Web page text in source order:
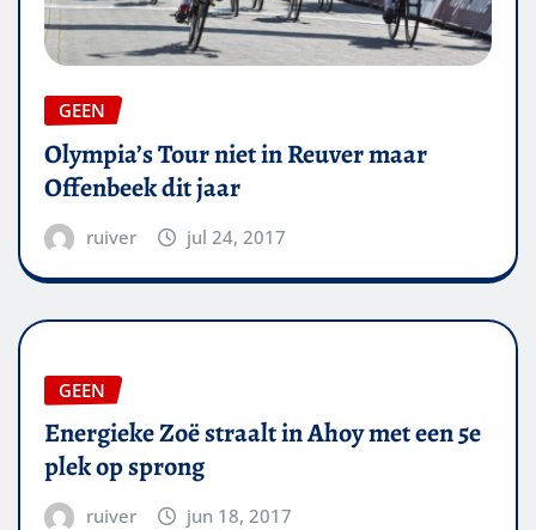
GEEN
Olympia’s Tour niet in Reuver maar
Offenbeek dit jaar
ruiver jul 24, 2017
GEEN
Energieke Zoë straalt in Ahoy met een 5e
plek op sprong
ruiver jun 18, 2017